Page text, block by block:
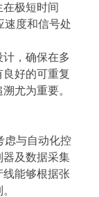
极短时间
速度和信号处
计，确保在多
好的可重复
尤为重要。
虑与自动化控
器及数据采集
能够根据张